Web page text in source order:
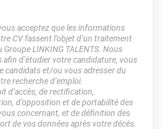
acceptez que les informations
CV fassent l’objet d’un traitement
LINKING TALENTS. Nous
d’étudier votre candidature, vous
candidats et/ou vous adresser du
recherche d’emploi.
d’accès, de rectification,
d’opposition et de portabilité des
concernant, et de définition des
de vos données après votre décès.